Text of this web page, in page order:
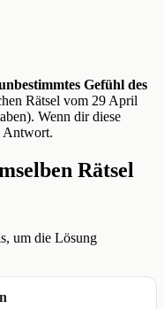
Gefühl des
Rätsel vom 29 April
Wenn dir diese
Antwort.
Rätsel
um die Lösung